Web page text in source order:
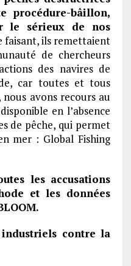
procédure-bâillon,
le sérieux de nos
faisant, ils remettaient
de chercheurs
des navires de
car toutes et tous
avons recours au
en l’absence
de pêche, qui permet
mer : Global Fishing
les accusations
et les données
contre la